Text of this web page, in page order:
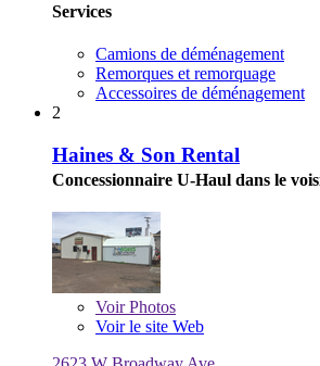
Services
Camions de déménagement
Remorques et remorquage
Accessoires de déménagement
2
Haines & Son Rental
Concessionnaire U-Haul dans le
VoirPhotos
Voir le site Web